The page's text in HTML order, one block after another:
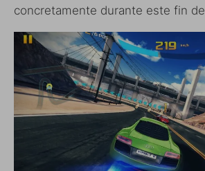
concretamente durante este fin